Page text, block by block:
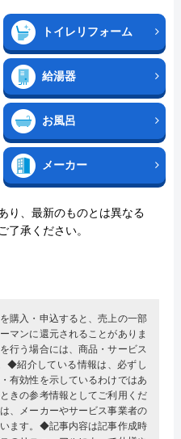
トイレリフォーム
給湯器
お風呂
メーカー
り、最新のものとは異なる
了承ください。
購入・申込すると、売上の一部
マンに還元されることがありま
行う場合には、商品・サービス
◆紹介している情報は、必ずし
有効性を示しているわけではあ
きの参考情報としてご利用くだ
、メーカーやサービス事業者の
ます。◆記事内容は記事作成時